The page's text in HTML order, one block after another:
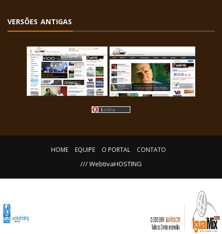
VERSÕES ANTIGAS
HOME EQUIPE O PORTAL CONTATO
/// WebtivaHOSTING